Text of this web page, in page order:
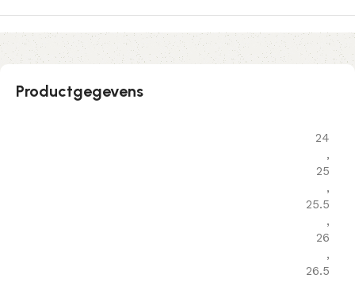
Productgegevens
24
,
25
,
25.5
,
26
,
26.5